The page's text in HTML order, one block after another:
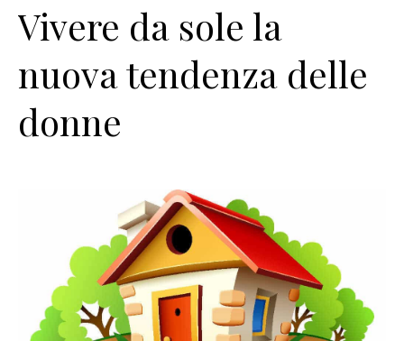
Vivere da sole la
nuova tendenza delle
donne